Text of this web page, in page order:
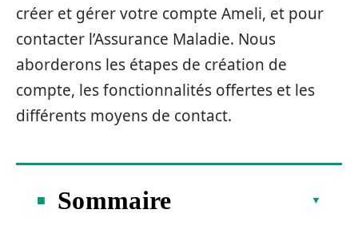
créer et gérer votre compte Ameli, et pour
contacter l’Assurance Maladie. Nous
aborderons les étapes de création de
compte, les fonctionnalités offertes et les
différents moyens de contact.
Sommaire